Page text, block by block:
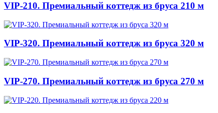
VIP-210. Премиальный коттедж из бруса 210 м
VIP-320. Премиальный коттедж из бруса 320 м
VIP-270. Премиальный коттедж из бруса 270 м